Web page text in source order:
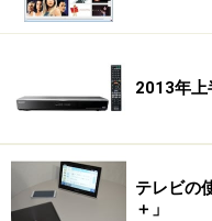
2013年上
テレビの
＋」